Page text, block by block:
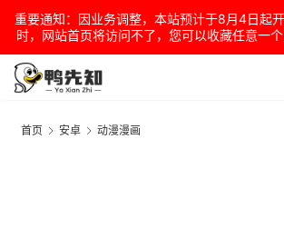
重要通知：因业务调整，本站预计于8月4日起
时，网站首页将访问不了，您可以收藏任意一
站！
首页 安卓 动漫漫画